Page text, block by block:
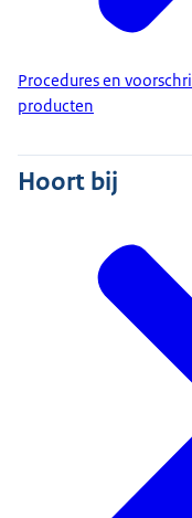
Procedures en
producten
Hoort bij